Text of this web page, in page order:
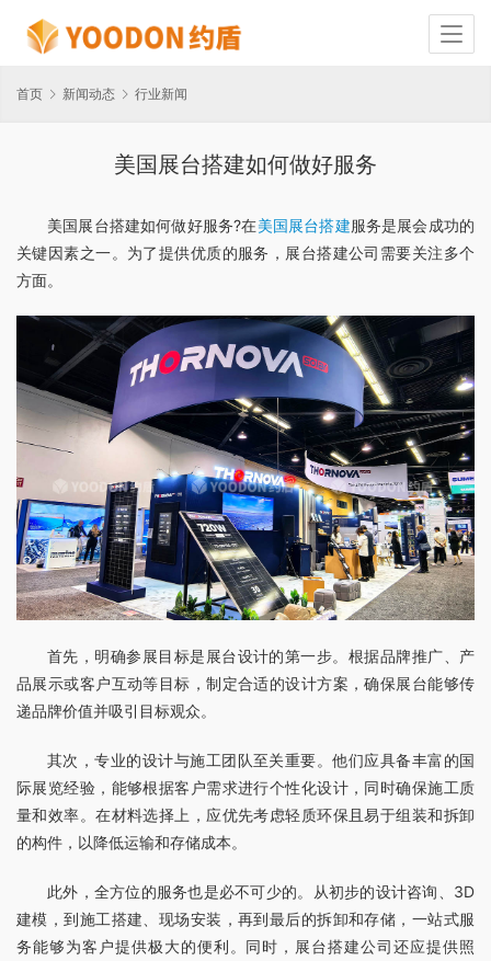
首页 新闻动态 行业新闻
美国展台搭建如何做好服务
美国展台搭建如何做好服务?在美国展台搭建服务是展会成功的
关键因素之一。为了提供优质的服务，展台搭建公司需要关注多个
方面。
首先，明确参展目标是展台设计的第一步。根据品牌推广、产
品展示或客户互动等目标，制定合适的设计方案，确保展台能够传
递品牌价值并吸引目标观众。
其次，专业的设计与施工团队至关重要。他们应具备丰富的国
际展览经验，能够根据客户需求进行个性化设计，同时确保施工质
量和效率。在材料选择上，应优先考虑轻质环保且易于组装和拆卸
的构件，以降低运输和存储成本。
此外，全方位的服务也是必不可少的。从初步的设计咨询、3D
建模，到施工搭建、现场安装，再到最后的拆卸和存储，一站式服
务能够为客户提供极大的便利。同时，展台搭建公司还应提供照